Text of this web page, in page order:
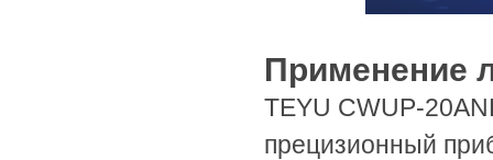
Применение
TEYU CWUP-
прецизионный